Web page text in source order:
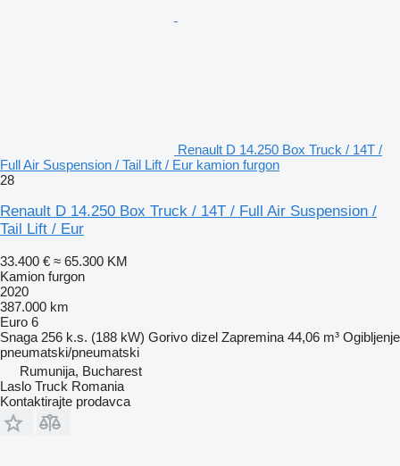
Renault D 14.250 Box Truck / 14T /
Full Air Suspension / Tail Lift / Eur kamion furgon
28
Renault D 14.250 Box Truck / 14T / Full Air Suspension /
Tail Lift / Eur
33.400 € ≈ 65.300 KM
Kamion furgon
2020
387.000 km
Euro 6
Snaga 256 k.s. (188 kW) Gorivo dizel Zapremina 44,06 m³ Ogibljenje
pneumatski/pneumatski
Rumunija, Bucharest
Laslo Truck Romania
Kontaktirajte prodavca